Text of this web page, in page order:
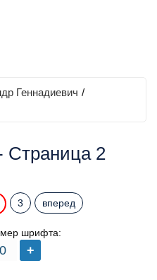
Геннадиевич /
Страница 2
3 вперед
шрифта: